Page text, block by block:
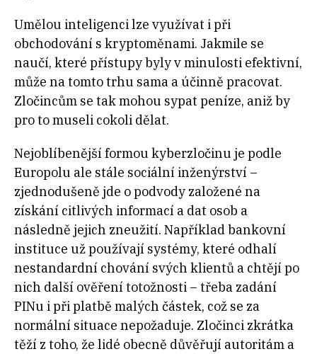
Umělou inteligenci lze využívat i při
obchodování s kryptoměnami. Jakmile se
naučí, které přístupy byly v minulosti efektivní,
může na tomto trhu sama a účinně pracovat.
Zločincům se tak mohou sypat peníze, aniž by
pro to museli cokoli dělat.
Nejoblíbenější formou kyberzločinu je podle
Europolu ale stále sociální inženýrství –
zjednodušeně jde o podvody založené na
získání citlivých informací a dat osob a
následně jejich zneužití. Například bankovní
instituce už používají systémy, které odhalí
nestandardní chování svých klientů a chtějí po
nich další ověření totožnosti – třeba zadání
PINu i při platbě malých částek, což se za
normální situace nepožaduje. Zločinci zkrátka
těží z toho, že lidé obecně důvěřují autoritám a